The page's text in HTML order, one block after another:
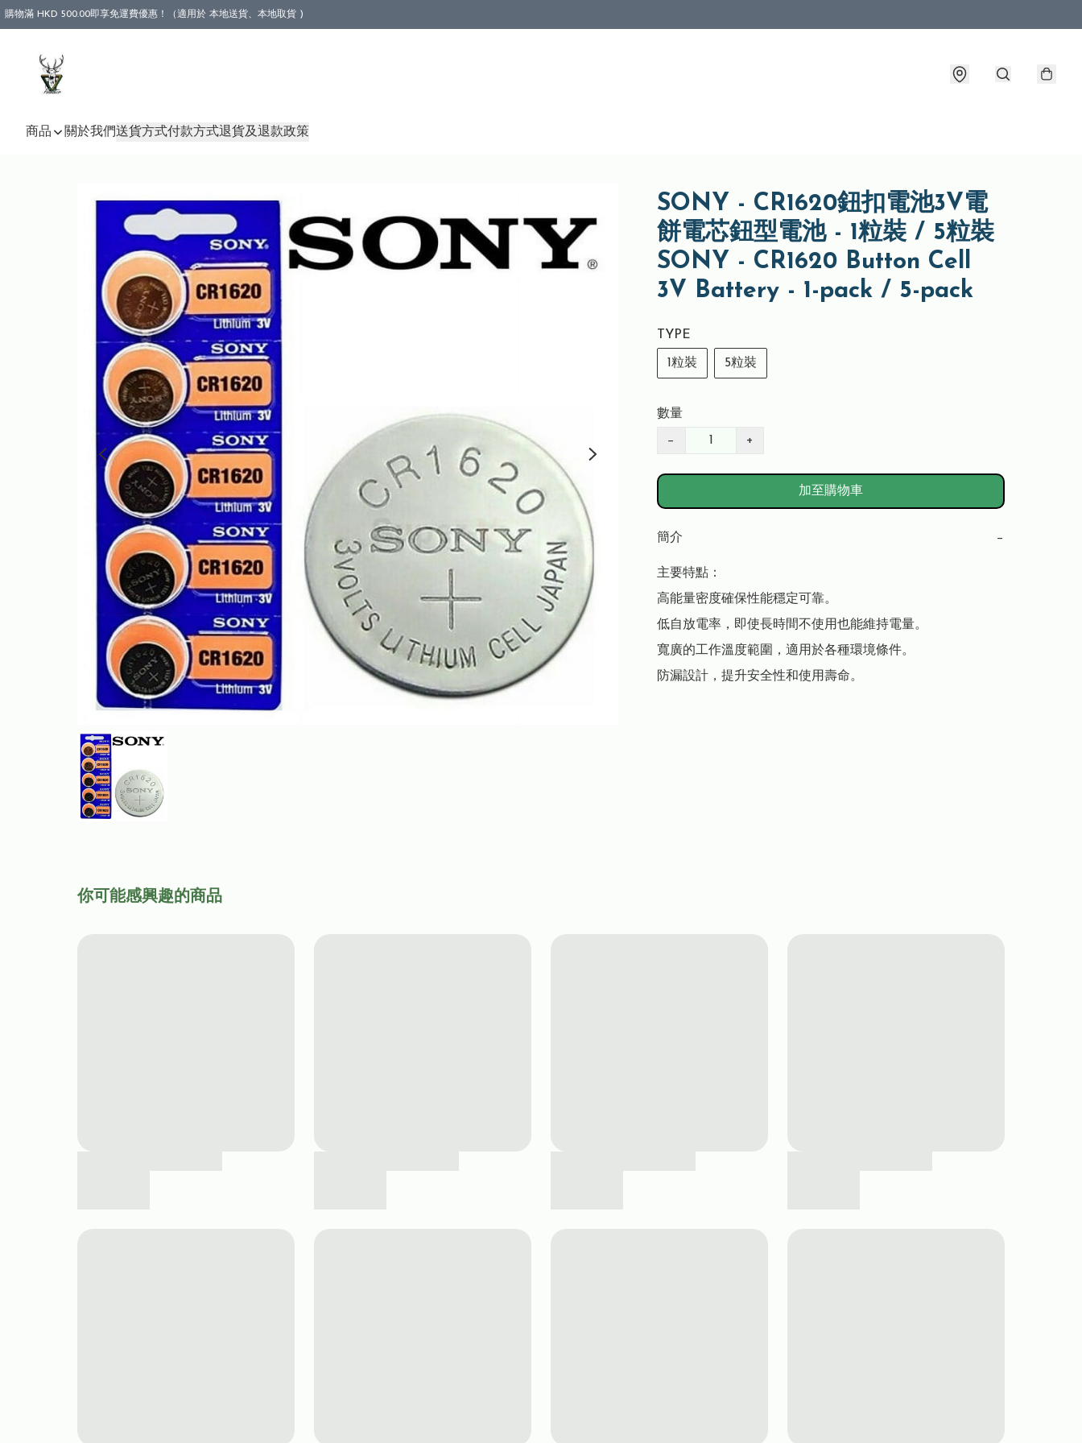
購物滿 HKD 500.00即享免運費優惠！（適用於 本地送貨、本地取貨 )
商品 關於我們送貨方式付款方式退貨及退款政策
SONY - CR1620鈕扣電池3V電
餅電芯鈕型電池 - 1粒裝 / 5粒裝
SONY - CR1620 Button Cell
3V Battery - 1-pack / 5-pack
TYPE
1粒裝 5粒裝
數量
− +
加至購物車
簡介 −
主要特點：
高能量密度確保性能穩定可靠。
低自放電率，即使長時間不使用也能維持電量。
寬廣的工作溫度範圍，適用於各種環境條件。
防漏設計，提升安全性和使用壽命。
你可能感興趣的商品